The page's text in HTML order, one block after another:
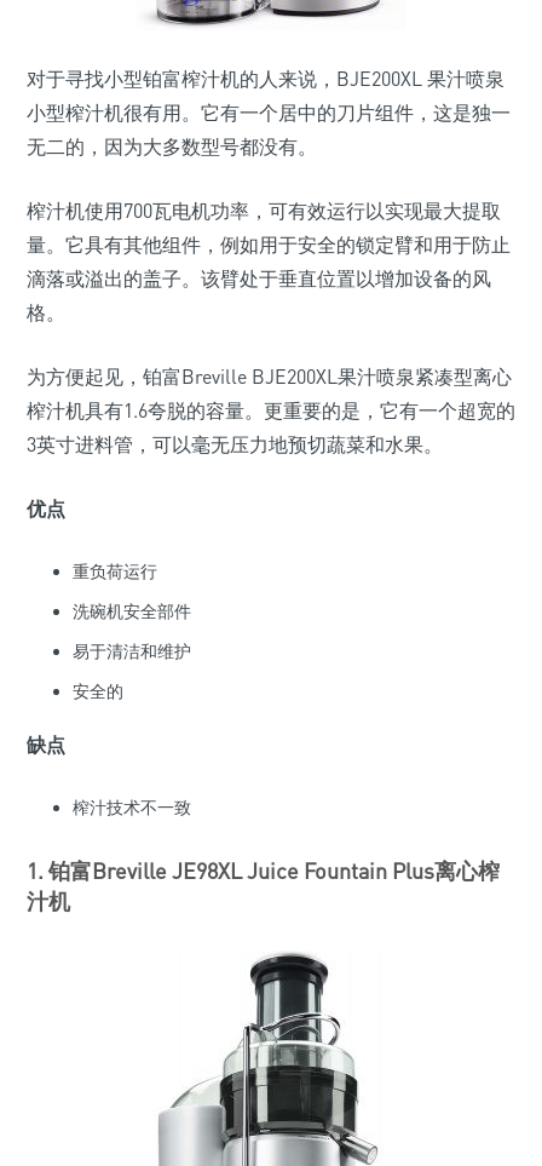
对于寻找小型铂富榨汁机的人来说，BJE200XL 果汁喷泉
小型榨汁机很有用。它有一个居中的刀片组件，这是独一
无二的，因为大多数型号都没有。
榨汁机使用700瓦电机功率，可有效运行以实现最大提取
量。它具有其他组件，例如用于安全的锁定臂和用于防止
滴落或溢出的盖子。该臂处于垂直位置以增加设备的风
格。
为方便起见，铂富Breville BJE200XL果汁喷泉紧凑型离心
榨汁机具有1.6夸脱的容量。更重要的是，它有一个超宽的
3英寸进料管，可以毫无压力地预切蔬菜和水果。
优点
重负荷运行
洗碗机安全部件
易于清洁和维护
安全的
缺点
榨汁技术不一致
1. 铂富Breville JE98XL Juice Fountain Plus离心榨
汁机